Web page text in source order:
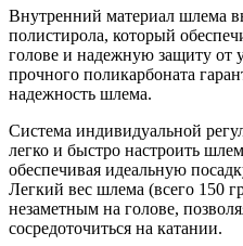
Внутренний материал шлема
полистирола, который
голове и надежную защиту от
прочного поликарбоната
надежность шлема.
Система индивидуальной
легко и быстро настроить
обеспечивая идеальную
Легкий вес шлема (всего 150
незаметным на голове,
сосредоточиться на катании.